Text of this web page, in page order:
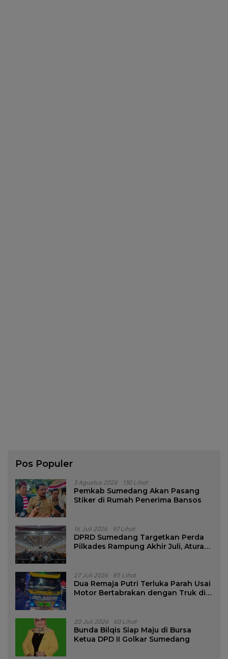
Pos Populer
3 Agustus 2026 130 Lihat
Pemkab Sumedang Akan Pasang
Stiker di Rumah Penerima Bansos
16 Juli 2026 97 Lihat
DPRD Sumedang Targetkan Perda
Pilkades Rampung Akhir Juli, Aturan
27 Juli 2026 85 Lihat
Dua Remaja Putri Terluka Parah Usai
Motor Bertabrakan dengan Truk di
20 Juli 2026 60 Lihat
Bunda Bilqis Siap Maju di Bursa
Ketua DPD II Golkar Sumedang